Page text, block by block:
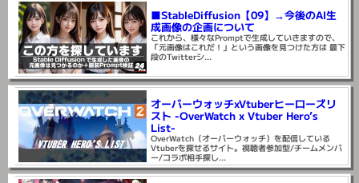
■StableDiffusion【09】→今後のAI生
成画像の企画について
これから、様々なPromptで生成していきますので、
「元画像はこれだ！」という画像を見つけた方は 最下
段のTwitterシ...
オーバーウォッチxVtuberヒーローズリ
スト -OverWatch x Vtuber Hero’s
List-
OverWatch（オーバーウォッチ）を配信している
Vtuberを探せるサイト。視聴者参加型/チームメンバ
ー/コラボ相手探し...